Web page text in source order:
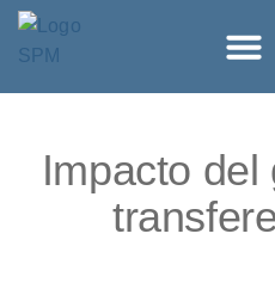
Impacto del